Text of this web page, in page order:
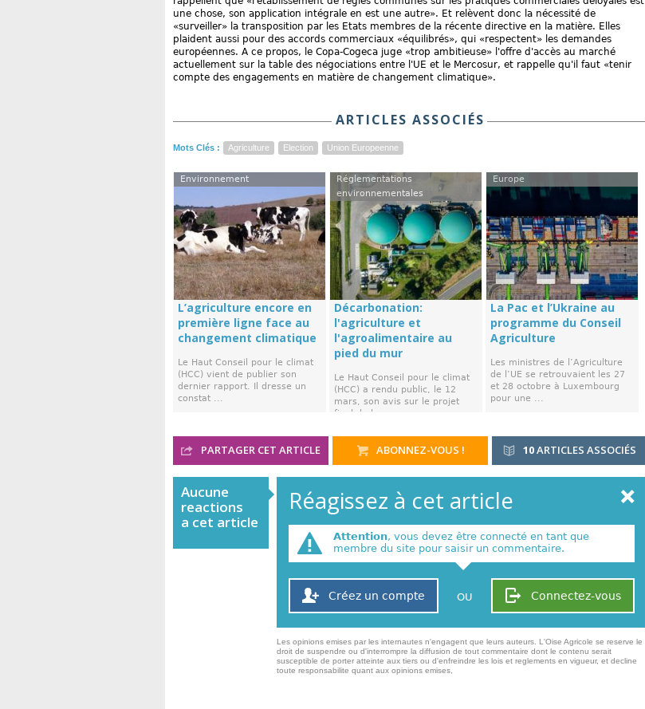
une chose, son application intégrale en est une autre». Et relèvent donc la nécessité de
«surveiller» la transposition par les Etats membres de la récente directive en la matière. Elles
plaident aussi pour des accords commerciaux «équilibrés», qui «respectent» les demandes
européennes. A ce propos, le Copa-Cogeca juge «trop ambitieuse» l'offre d'accès au marché
actuellement sur la table des négociations entre l'UE et le Mercosur, et rappelle qu'il faut «tenir
compte des engagements en matière de changement climatique».
ARTICLES ASSOCIÉS
Mots Clés : Agriculture Election Union Europeenne
Environnement
L’agriculture encore en
première ligne face au
changement climatique
Le Haut Conseil pour le climat
(HCC) vient de publier son
dernier rapport. Il dresse un
constat ...
Réglementations
environnementales
Décarbonation:
l'agriculture et
l'agroalimentaire au
pied du mur
Le Haut Conseil pour le climat
(HCC) a rendu public, le 12
mars, son avis sur le projet
final de la ...
Europe
La Pac et l’Ukraine au
programme du Conseil
Agriculture
Les ministres de l’Agriculture
de l’UE se retrouvaient les 27
et 28 octobre à Luxembourg
pour une ...
10ARTICLES ASSOCIÉS
PARTAGER CET ARTICLE ABONNEZ-VOUS !
Aucune
reactions
a cet article
Réagissez à cet article
Attention, vous devez être connecté en tant que
membre du site pour saisir un commentaire.
Connectez-vous
Créez un compte OU
Les opinions emises par les internautes n'engagent que leurs auteurs. L'Oise Agricole se reserve le
droit de suspendre ou d'interrompre la diffusion de tout commentaire dont le contenu serait
susceptible de porter atteinte aux tiers ou d'enfreindre les lois et reglements en vigueur, et decline
toute responsabilite quant aux opinions emises,